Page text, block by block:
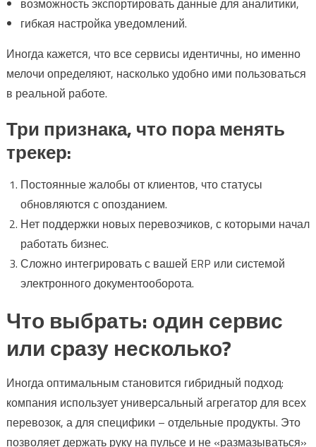
возможность экспортировать данные для аналитики,
гибкая настройка уведомлений.
Иногда кажется, что все сервисы идентичны, но именно
мелочи определяют, насколько удобно ими пользоваться
в реальной работе.
Три признака, что пора менять
трекер:
Постоянные жалобы от клиентов, что статусы
обновляются с опозданием.
Нет поддержки новых перевозчиков, с которыми начал
работать бизнес.
Сложно интегрировать с вашей ERP или системой
электронного документооборота.
Что выбрать: один сервис
или сразу несколько?
Иногда оптимальным становится гибридный подход:
компания использует универсальный агрегатор для всех
перевозок, а для специфики – отдельные продукты. Это
позволяет держать руку на пульсе и не «размазываться»